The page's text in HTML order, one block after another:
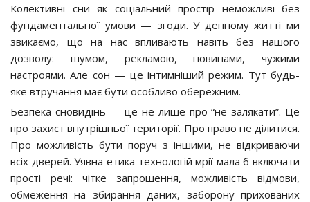
Колективні сни як соціальний простір неможливі без
фундаментальної умови — згоди. У денному житті ми
звикаємо, що на нас впливають навіть без нашого
дозволу: шумом, рекламою, новинами, чужими
настроями. Але сон — це інтимніший режим. Тут будь-
яке втручання має бути особливо обережним.
Безпека сновидінь — це не лише про “не залякати”. Це
про захист внутрішньої території. Про право не ділитися.
Про можливість бути поруч з іншими, не відкриваючи
всіх дверей. Уявна етика технологій мрії мала б включати
прості речі: чітке запрошення, можливість відмови,
обмеження на збирання даних, заборону прихованих